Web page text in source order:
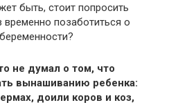
быть, стоит попросить
временно позаботиться о
не думал о том, что
вынашиванию ребенка:
доили коров и коз,